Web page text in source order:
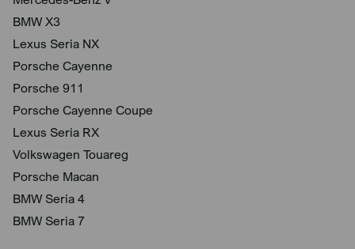
BMW X3
Lexus Seria NX
Porsche Cayenne
Porsche 911
Porsche Cayenne Coupe
Lexus Seria RX
Volkswagen Touareg
Porsche Macan
BMW Seria 4
BMW Seria 7